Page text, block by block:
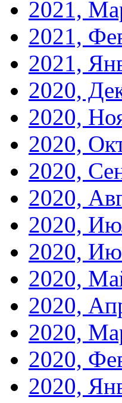
2021,
2021,
2021,
2020,
2020,
2020,
2020,
2020,
2020,
2020,
2020,
2020,
2020,
2020,
2020,